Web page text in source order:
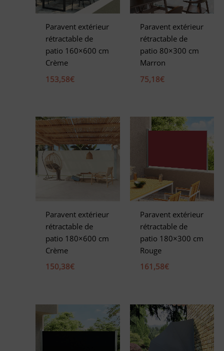
Paravent extérieur
rétractable de
patio 160×600 cm
Crème
153,58€
Paravent extérieur
rétractable de
patio 80×300 cm
Marron
75,18€
Paravent extérieur
rétractable de
patio 180×600 cm
Crème
150,38€
Paravent extérieur
rétractable de
patio 180×300 cm
Rouge
161,58€